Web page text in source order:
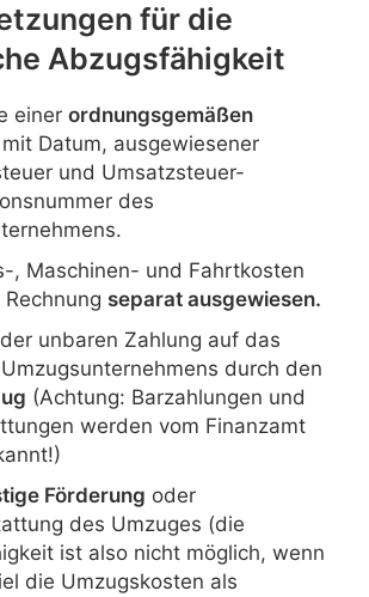
für die
Abzugsfähigkeit
einer ordnungsgemäßen
mit Datum, ausgewiesener
und Umsatzsteuer-
des
, Maschinen- und Fahrtkosten
separat ausgewiesen.
der unbaren Zahlung auf das
durch den
(Achtung: Barzahlungen und
werden vom Finanzamt
Förderung oder
des Umzuges (die
ist also nicht möglich, wenn
die Umzugskosten als